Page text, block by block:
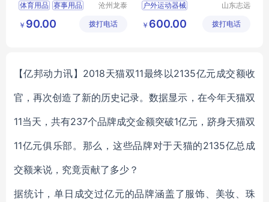
体育用品 赛事用品
垫子作用
沧州龙泰
有限公司
￥ 90.00 拨打电话
户外运动器械
山东志远
有限公司
￥ 600.00 拨打电话
【亿邦动力讯】2018天猫双11最终以2135亿元成交额收
官，再次创造了新的历史记录。数据显示，在今年天猫双
11当天，共有237个品牌成交金额突破1亿元，跻身天猫双
11亿元俱乐部。那么，这些品牌对于天猫的2135亿总成
交额来说，究竟贡献了多少？
据统计，单日成交过亿元的品牌涵盖了服饰、美妆、珠